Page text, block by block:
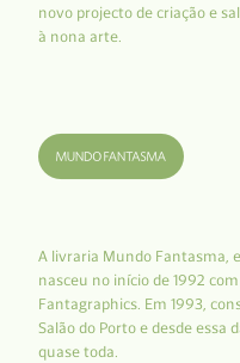
novo projecto de criação e
à nona arte.
A livraria Mundo Fantasma,
nasceu no início de 1992
Fantagraphics. Em 1993,
Salão do Porto e desde essa
quase toda.